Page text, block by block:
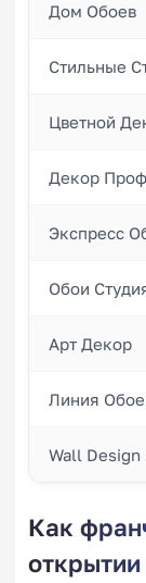
Дом Обоев
Стильные
Цветной
Декор
Экспресс
Обои
Арт Декор
Линия
Wall Design
Как